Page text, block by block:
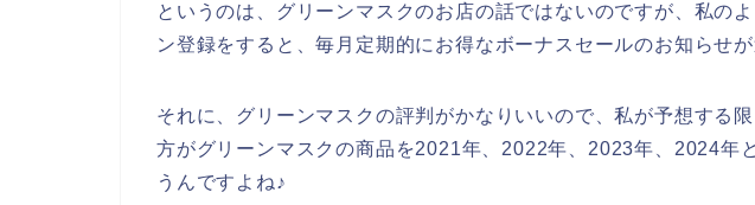
というのは、グリーンマスクのお店の話ではないのですが、私の
ン登録をすると、毎月定期的にお得なボーナスセールのお知らせ
それに、グリーンマスクの評判がかなりいいので、私が予想する
方がグリーンマスクの商品を2021年、2022年、2023年、2024年
うんですよね♪